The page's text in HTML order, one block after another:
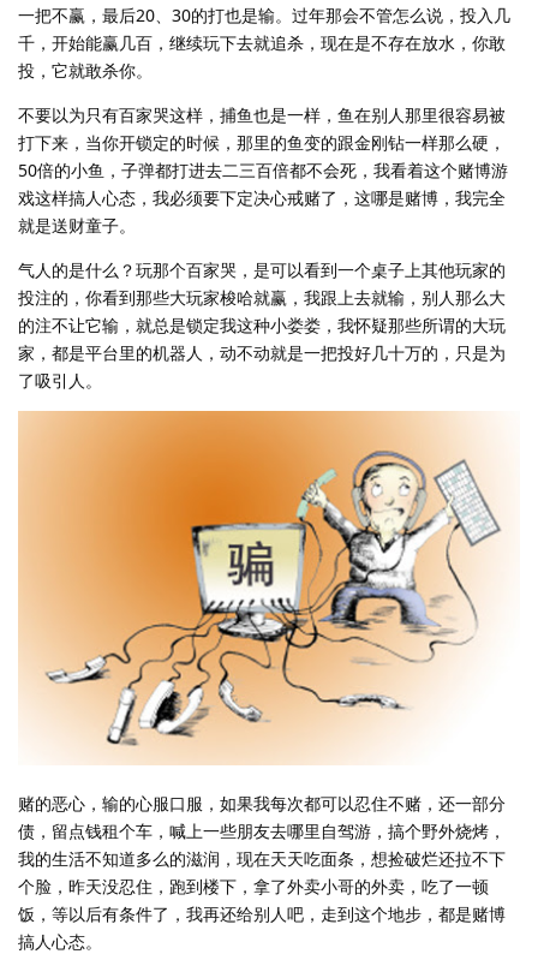
一把不赢，最后20、30的打也是输。过年那会不管怎么说，投入几
千，开始能赢几百，继续玩下去就追杀，现在是不存在放水，你敢
投，它就敢杀你。
不要以为只有百家哭这样，捕鱼也是一样，鱼在别人那里很容易被
打下来，当你开锁定的时候，那里的鱼变的跟金刚钻一样那么硬，
50倍的小鱼，子弹都打进去二三百倍都不会死，我看着这个赌博游
戏这样搞人心态，我必须要下定决心戒赌了，这哪是赌博，我完全
就是送财童子。
气人的是什么？玩那个百家哭，是可以看到一个桌子上其他玩家的
投注的，你看到那些大玩家梭哈就赢，我跟上去就输，别人那么大
的注不让它输，就总是锁定我这种小娄娄，我怀疑那些所谓的大玩
家，都是平台里的机器人，动不动就是一把投好几十万的，只是为
了吸引人。
赌的恶心，输的心服口服，如果我每次都可以忍住不赌，还一部分
债，留点钱租个车，喊上一些朋友去哪里自驾游，搞个野外烧烤，
我的生活不知道多么的滋润，现在天天吃面条，想捡破烂还拉不下
个脸，昨天没忍住，跑到楼下，拿了外卖小哥的外卖，吃了一顿
饭，等以后有条件了，我再还给别人吧，走到这个地步，都是赌博
搞人心态。